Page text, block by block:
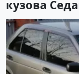
кузова